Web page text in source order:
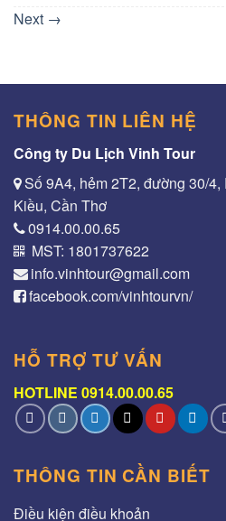
Next →
THÔNG TIN LIÊN HỆ
Công ty Du Lịch Vinh Tour
Số 9A4, hẻm 2T2, đường 30/4,
Kiều, Cần Thơ
0914.00.00.65
MST: 1801737622
info.vinhtour@gmail.com
facebook.com/vinhtourvn/
HỖ TRỢ TƯ VẤN
HOTLINE 0914.00.00.65
THÔNG TIN CẦN BIẾT
Điều kiện điều khoản